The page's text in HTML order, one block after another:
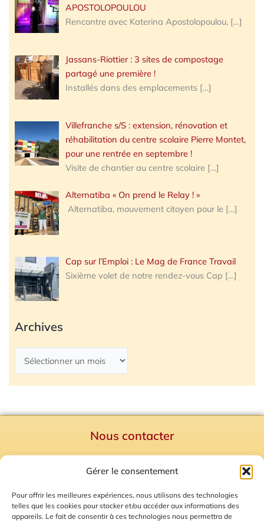
Gérer le consentement
Pour offrir les meilleures expériences, nous utilisons des technologies
telles que les cookies pour stocker et/ou accéder aux informations des
appareils. Le fait de consentir à ces technologies nous permettra de
APOSTOLOPOULOU
Rencontre avec Katerina Apostolopoulou, […]
Jassans-Riottier : 3 sites de compostage
partagé une première !
Installés dans des emplacements […]
Villefranche s/S : extension, rénovation et
réhabilitation du centre scolaire Pierre Montet,
pour une rentrée en septembre !
Visite de chantier au centre scolaire […]
Alternatiba « On prend le Relay ! »
Alternatiba, mouvement citoyen pour le […]
Cap sur l’Emploi : Le Mag de France Travail
Sixième volet de notre rendez-vous Cap […]
Archives
Nous contacter
Mentions Légales
Plan du site
Gestion des Cookies